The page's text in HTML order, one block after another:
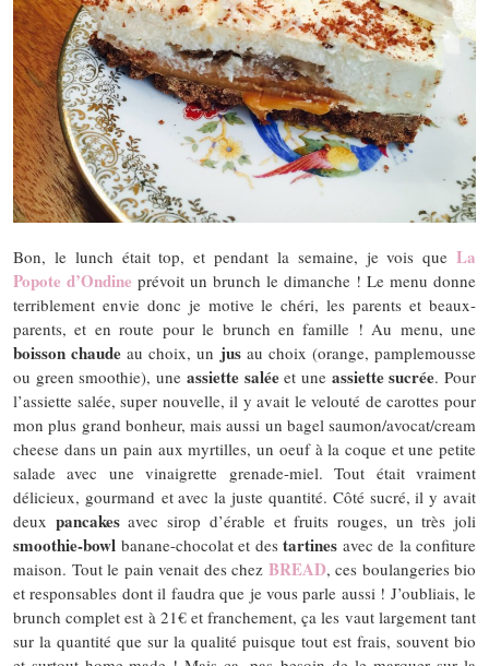
Bon, le lunch était top, et pendant la semaine, je vois que La
Popote d’Ondine prévoit un brunch le dimanche ! Le menu donne
terriblement envie donc je motive le chéri, les parents et beaux-
parents, et en route pour le brunch en famille ! Au menu, une
boisson chaude au choix, un jusau choix (orange, pamplemousse
ou green smoothie), une assiette saléeet une assiette sucrée. Pour
l’assiette salée, super nouvelle, il y avait le velouté de carottes pour
mon plus grand bonheur, mais aussi un bagel saumon/avocat/cream
cheese dans un pain aux myrtilles, un oeuf à la coque et une petite
salade avec une vinaigrette grenade-miel. Tout était vraiment
délicieux, gourmand et avec la juste quantité. Côté sucré, il y avait
deux pancakesavec sirop d’érable et fruits rouges, un très joli
smoothie-bowl banane-chocolat et des tartines avec de la confiture
maison. Tout le pain venait des chez BREAD, ces boulangeries bio
et responsables dont il faudra que je vous parle aussi ! J’oubliais, le
brunch complet est à 21€ et franchement, ça les vaut largement tant
sur la quantité que sur la qualité puisque tout est frais, souvent bio